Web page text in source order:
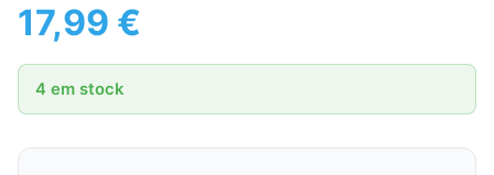
17,99 €
4 em stock